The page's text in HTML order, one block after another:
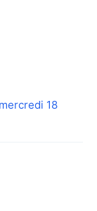
18